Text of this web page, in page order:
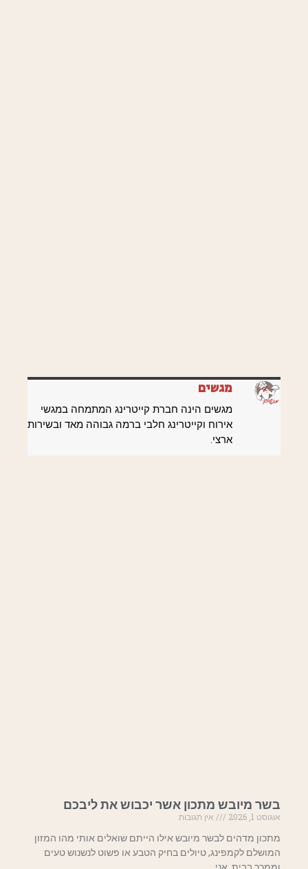
מגשים
מגשים הינה חברת קייטרינג המתמחה במגשי
אירוח וקייטרינג חלבי ברמה גבוהה מאד ובשירות
ארצי.
בשר מיובש מתכון אשר יכבוש את ליבכם
אוגוסט 1, 2026
אין תגובות
מתכון מדהים לבשר מיובש אילו הייתם שואלים אותי מהו המזון
המושלם לקמפינג, טיולים בחיק הטבע או פשוט לנשנוש טעים